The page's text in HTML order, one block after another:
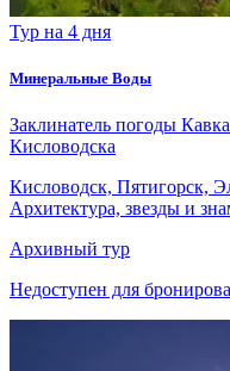
Тур на 4 дня
Минеральные Воды
Заклинатель погоды
Кисловодска
Кисловодск, Пятигорск,
Архитектура, звезды и
Архивный тур
Недоступен для